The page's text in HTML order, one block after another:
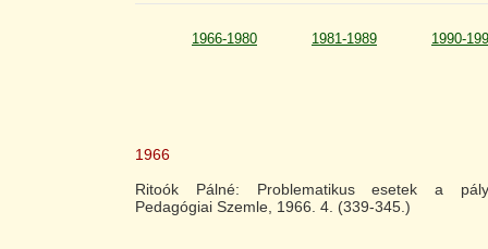
1966-1980 1981-1989 1990-
1966
Ritoók Pálné: Problematikus esetek a
Pedagógiai Szemle, 1966. 4. (339-345.)